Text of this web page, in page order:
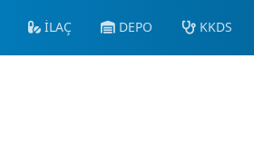
İLAÇ DEPO KKDS